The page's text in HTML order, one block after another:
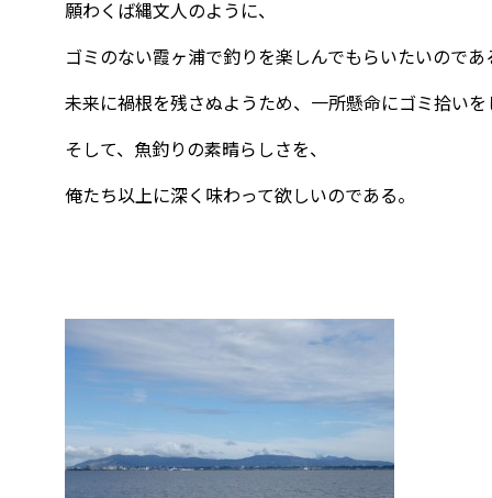
願わくば縄文人のように、
ゴミのない霞ヶ浦で釣りを楽しんでもらいたいのであ
未来に禍根を残さぬようため、一所懸命にゴミ拾いを
そして、魚釣りの素晴らしさを、
俺たち以上に深く味わって欲しいのである。